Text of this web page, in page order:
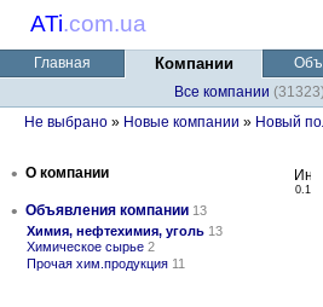
ATi.com.ua
Главная Компании
Все компании
Не выбрано » Новые компании » Новый
• О компании
• Объявления компании 13
Химия, нефтехимия, уголь 13
Химическое сырье 2
Прочая хим.продукция 11
0.1